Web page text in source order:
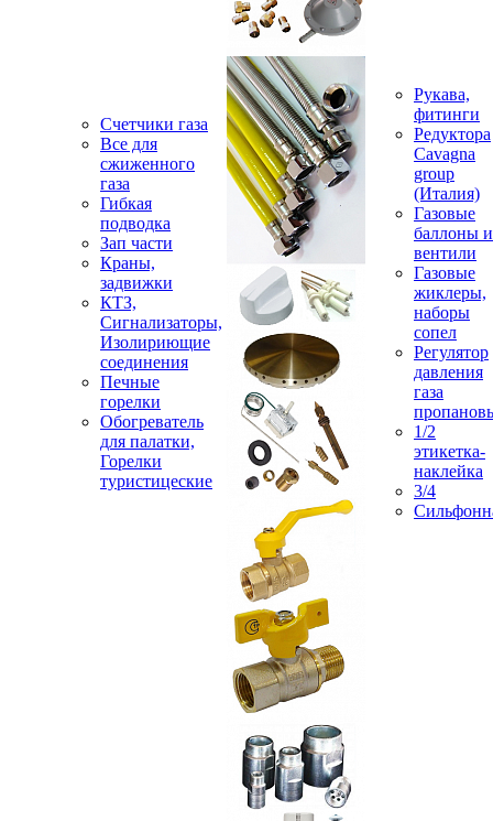
Счетчики газа
Все для
сжиженного
газа
Гибкая
подводка
Зап части
Краны,
задвижки
КТЗ,
Сигнализаторы,
Изолириющие
соединения
Печные
горелки
Обогреватель
для палатки,
Горелки
туристицеские
Рукава,
фитинги
Редуктора
Cavagna
group
(Италия)
Газовые
баллоны и
вентили
Газовые
жиклеры,
наборы
сопел
Регулятор
давления
газа
1/2
этикетка-
наклейка
3/4